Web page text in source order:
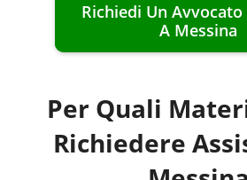
Richiedi Un Avvocato
A Messina
Per Quali
Richiedere